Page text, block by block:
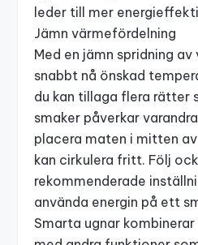
leder till mer
Jämn värmefördelning
Med en jämn spridning av
snabbt nå önskad
du kan tillaga flera rätter
smaker påverkar
placera maten i mitten
kan cirkulera fritt. Följ
rekommenderade
använda energin på ett
Smarta ugnar